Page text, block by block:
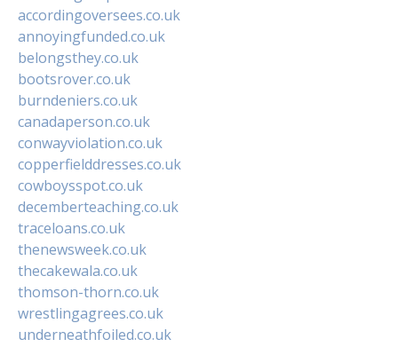
accordingoversees.co.uk
annoyingfunded.co.uk
belongsthey.co.uk
bootsrover.co.uk
burndeniers.co.uk
canadaperson.co.uk
conwayviolation.co.uk
copperfielddresses.co.uk
cowboysspot.co.uk
decemberteaching.co.uk
traceloans.co.uk
thenewsweek.co.uk
thecakewala.co.uk
thomson-thorn.co.uk
wrestlingagrees.co.uk
underneathfoiled.co.uk